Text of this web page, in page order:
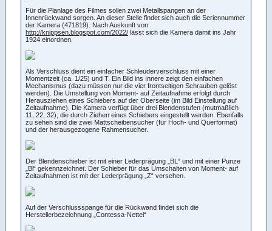
Für die Planlage des Filmes sollen zwei Metallspangen an der
Innenrückwand sorgen. An dieser Stelle findet sich auch die Seriennummer
der Kamera (471819). Nach Auskunft von
http://knippsen.blogspot.com/2022/ lässt sich die Kamera damit ins Jahr
1924 einordnen.
Als Verschluss dient ein einfacher Schleuderverschluss mit einer
Momentzeit (ca. 1/25) und T. Ein Bild ins Innere zeigt den einfachen
Mechanismus (dazu müssen nur die vier frontseitigen Schrauben gelöst
werden). Die Umstellung von Moment- auf Zeitaufnahme erfolgt durch
Herausziehen eines Schiebers auf der Oberseite (im Bild Einstellung auf
Zeitaufnahme). Die Kamera verfügt über drei Blendenstufen (mutmaßlich
11, 22, 32), die durch Ziehen eines Schiebers eingestellt werden. Ebenfalls
zu sehen sind die zwei Mattscheibensucher (für Hoch- und Querformat)
und der herausgezogene Rahmensucher.
Der Blendenschieber ist mit einer Lederprägung „BL“ und mit einer Punze
„Bl“ gekennzeichnet. Der Schieber für das Umschalten von Moment- auf
Zeitaufnahmen ist mit der Lederprägung „Z“ versehen.
Auf der Verschlussspange für die Rückwand findet sich die
Herstellerbezeichnung „Contessa-Nettel“